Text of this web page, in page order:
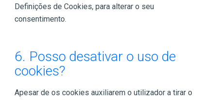
Definições de Cookies, para alterar o seu
consentimento.
6. Posso desativar o uso de
cookies?
Apesar de os cookies auxiliarem o utilizador a tirar o